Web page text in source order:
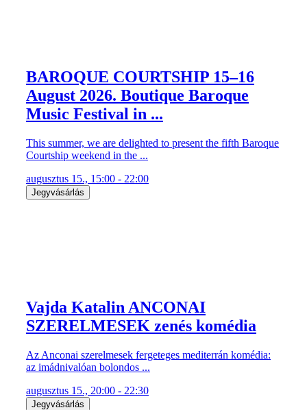
BAROQUE COURTSHIP 15–16
August 2026. Boutique Baroque
Music Festival in ...
This summer, we are delighted to present the fifth Baroque
Courtship weekend in the ...
augusztus 15., 15:00 - 22:00
Jegyvásárlás
Vajda Katalin ANCONAI
SZERELMESEK zenés komédia
Az Anconai szerelmesek fergeteges mediterrán komédia:
az imádnivalóan bolondos ...
augusztus 15., 20:00 - 22:30
Jegyvásárlás